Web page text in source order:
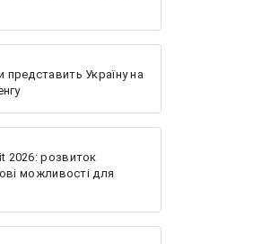
представить Україну на
2026: розвиток
можливості для